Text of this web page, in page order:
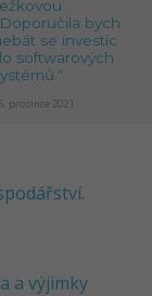
bych
se investic
softwarových
prosince 2021
a výjimky